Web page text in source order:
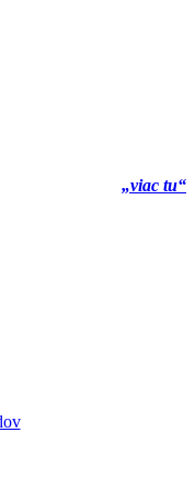
„viac tu“